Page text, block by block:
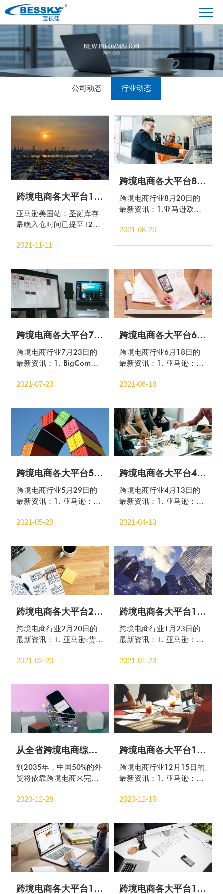
公司动态 行业动态
跨境电商各大平台10月15日最新政策盘点
亚马逊美国站：圣诞库存
最晚入仓时间已提至12月
2021-11-11
跨境电商各大平台8月20日最新政策盘点
跨境电商行业8月20日的
最新资讯：1.亚马逊欧洲
2021-08-20
跨境电商各大平台7月23日最新政策盘点
跨境电商行业7月23日的
最新资讯：1. BigComme
2021-07-23
跨境电商各大平台6月18日最新政策盘点
跨境电商行业6月18日的
最新资讯：1. 亚马逊：7
里达州和堪萨斯州的订单
2021-06-18
跨境电商各大平台5月29日最新政策盘点
跨境电商行业5月29日的
最新资讯：1. 亚马逊：将
的税务证书；
2021-05-29
跨境电商各大平台4月13日最新政策盘点
跨境电商行业4月13日的
最新资讯：1. 亚马逊：欧
更；
2021-04-13
跨境电商各大平台2月20日最新政策盘点
跨境电商行业2月20日的
最新资讯：1. 亚马逊:货件
2021-02-20
跨境电商各大平台1月23日最新政策盘点
跨境电商行业1月23日的
最新资讯：1. 亚马逊：卖
与秒杀和 7 天促销；
2021-01-23
从全省跨境电商综试区建设推进大会上看——跨境第一城，浙江距离有多远
到2035年，中国50%的外
贸将依靠跨境电商来完
2020-12-28
跨境电商各大平台12月15日最新政策盘点
跨境电商行业12月15日的
最新资讯：1. 亚马逊：发
变更；
2020-12-15
跨境电商各大平台11月30日最新政策盘点 跨境电商各大平台11月15日最新政策盘点